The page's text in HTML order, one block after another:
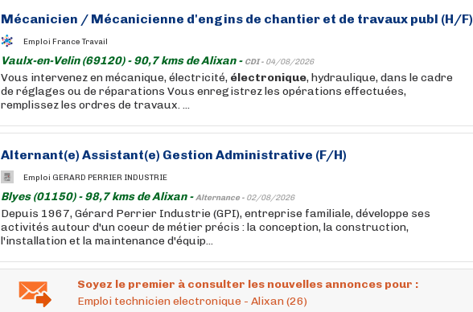
Mécanicien / Mécanicienne d'engins de chantier et de travaux publ (H/F)
Emploi France Travail
Vaulx-en-Velin (69120) - 90,7 kms de Alixan - CDI - 04/08/2026
Vous intervenez en mécanique, électricité, électronique, hydraulique, dans le cadre
de réglages ou de réparations Vous enregistrez les opérations effectuées,
remplissez les ordres de travaux. ...
Alternant(e) Assistant(e) Gestion Administrative (F/H)
Emploi GERARD PERRIER INDUSTRIE
Blyes (01150) - 98,7 kms de Alixan -Alternance - 02/08/2026
Depuis 1967, Gérard Perrier Industrie (GPI), entreprise familiale, développe ses
activités autour d'un coeur de métier précis : la conception, la construction,
l'installation et la maintenance d'équip...
Soyez le premier à consulter les nouvelles annonces pour :
Emploi technicien electronique - Alixan (26)